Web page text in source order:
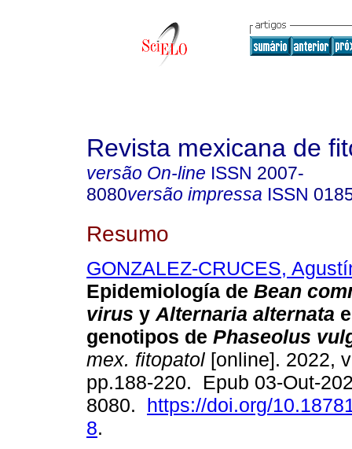
Revista mexicana de
versão On-line ISSN 2007-
8080versão impressa ISSN
Resumo
GONZALEZ-CRUCES,
Epidemiología de Bean
virus y Alternaria alternata
genotipos de Phaseolus
mex. fitopatol [online]. 2022,
pp.188-220. Epub 03-Out-
8080. https://doi.org/
8.